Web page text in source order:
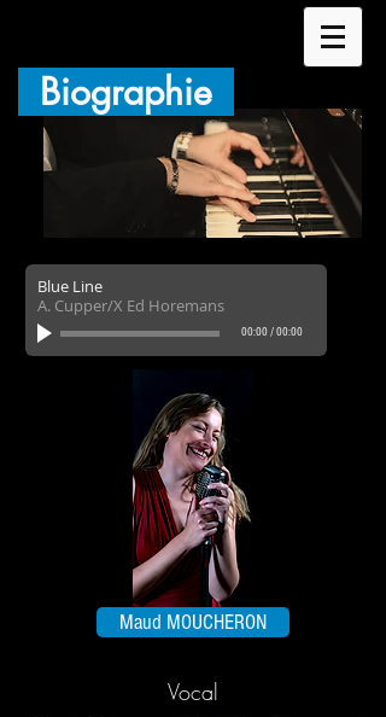
Biographie
Blue Line
A. Cupper/X Ed Horemans
00:00/00:00
Maud MOUCHERON
Vocal